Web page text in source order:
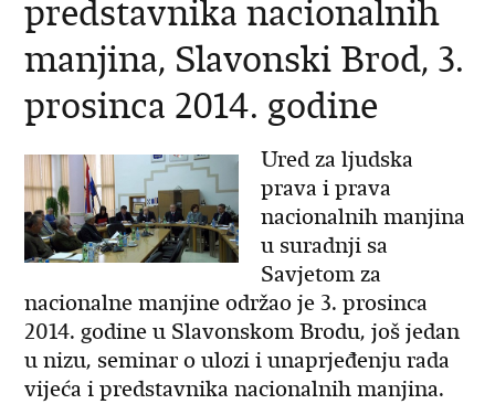
predstavnika nacionalnih
manjina, Slavonski Brod, 3.
prosinca 2014. godine
Ured za ljudska
prava i prava
nacionalnih manjina
u suradnji sa
Savjetom za
nacionalne manjine održao je 3. prosinca
2014. godine u Slavonskom Brodu, još jedan
u nizu, seminar o ulozi i unaprjeđenju rada
vijeća i predstavnika nacionalnih manjina.